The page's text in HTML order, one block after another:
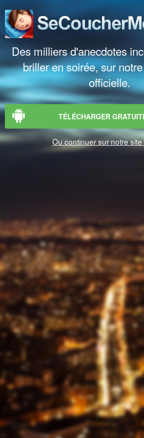
Des milliers d'anecdotes
briller en soirée, sur
officielle.
TÉLÉCHARGER
Ou continuer sur notre